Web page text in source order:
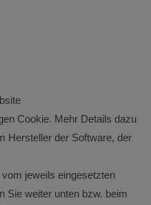
Cookie. Mehr Details dazu
Hersteller der Software, der
vom jeweils eingesetzten
Sie weiter unten bzw. beim